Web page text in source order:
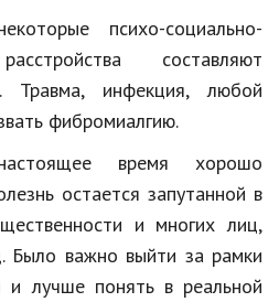
психо-социально-
составляют
Травма, инфекция, любой
фибромиалгию.
время хорошо
остается запутанной в
и многих лиц,
Было важно выйти за рамки
и лучше понять в реальной